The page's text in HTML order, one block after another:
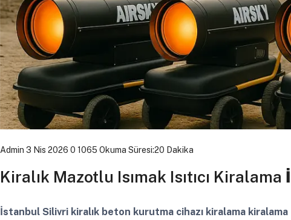
Admin 3 Nis 2026 0 1065 Okuma Süresi:20 Dakika
Kiralık Mazotlu Isımak Isıtıcı Kiralama
İstanbul Silivri kiralık beton kurutma cihazı kiralama kiralama